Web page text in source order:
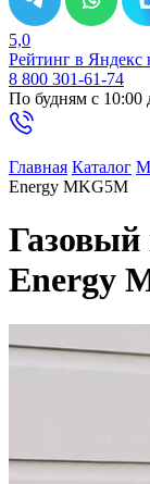
5,0
Рейтинг в Яндекс
8 800 301-61-74
По будням с 10:00
Главная Каталог
Energy MKG5M
Газовый
Energy